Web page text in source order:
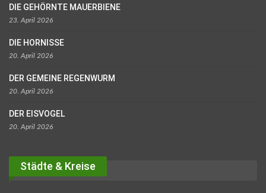
DIE GEHÖRNTE MAUERBIENE
23. April 2026
DIE HORNISSE
20. April 2026
DER GEMEINE REGENWURM
20. April 2026
DER EISVOGEL
20. April 2026
Städte & Kreise